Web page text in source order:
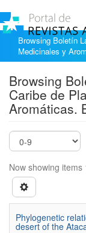
Browsing Boletín
Medicinales y
Browsing
Caribe de
Aromáticas.
Now showing items
Phylogenetic
desert of the